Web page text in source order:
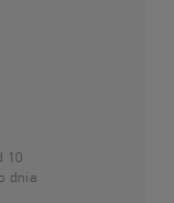
10
dnia